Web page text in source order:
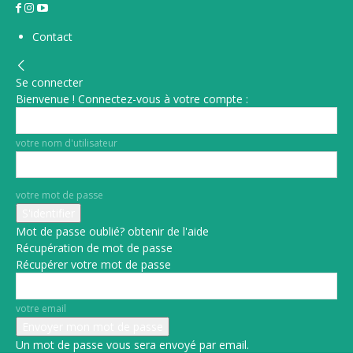
Contact
Se connecter
Bienvenue ! Connectez-vous à votre compte :
votre nom d'utilisateur
votre mot de passe
Mot de passe oublié? obtenir de l'aide
Récupération de mot de passe
Récupérer votre mot de passe
votre email
Un mot de passe vous sera envoyé par email.